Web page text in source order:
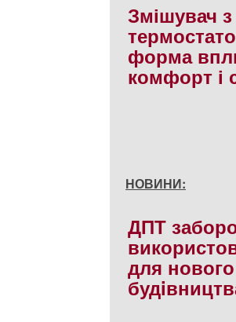
Змішувач з
форма
комфорт і
НОВИНИ:
ДПТ
для нового